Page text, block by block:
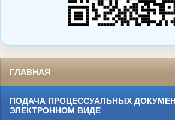
ГЛАВНАЯ
ПОДАЧА ПРОЦЕССУАЛЬНЫХ
ЭЛЕКТРОННОМ ВИДЕ